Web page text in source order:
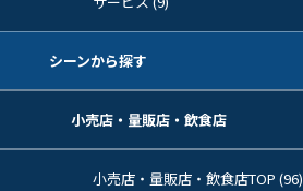
シーンから探す
小売店・量販店・飲食店
小売店・量販店・飲食店TOP (96)